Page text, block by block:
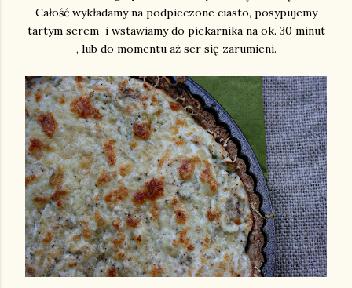
Całość wykładamy na podpieczone ciasto, posypujemy
tartym serem i wstawiamy do piekarnika na ok. 30 minut
, lub do momentu aż ser się zarumieni.